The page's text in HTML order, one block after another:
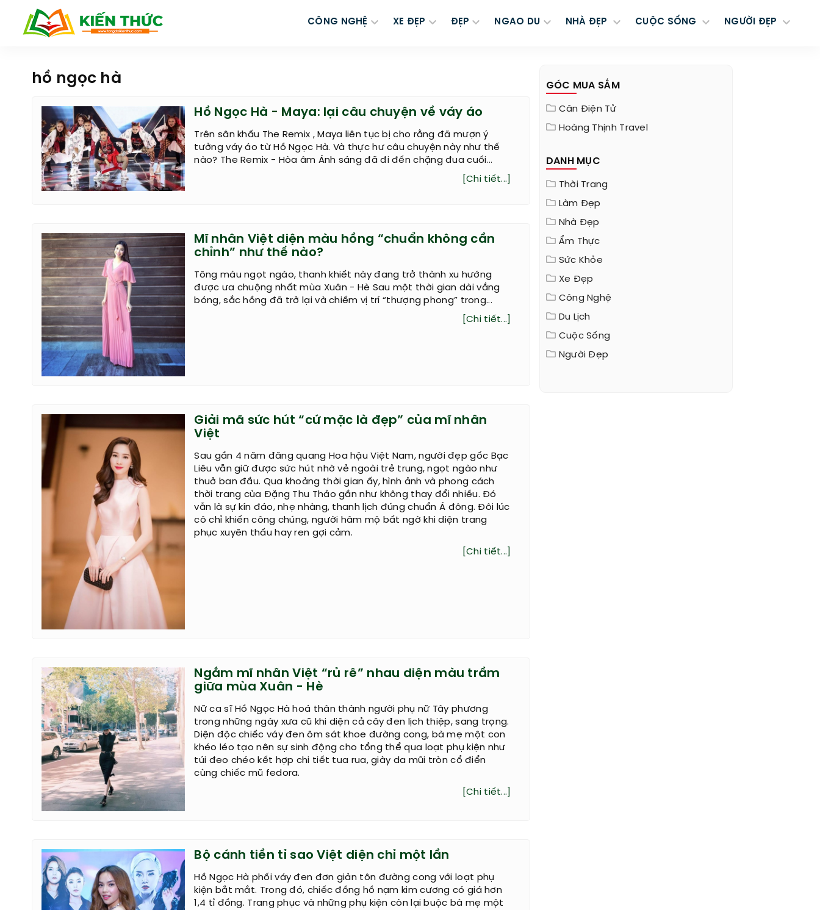
CÔNG NGHỆ XE ĐẸP ĐẸP NGAO DU NHÀ ĐẸP CUỘC SỐNG NGƯỜI ĐẸP
hồ ngọc hà
Hồ Ngọc Hà - Maya: lại câu chuyện về váy áo
Trên sân khấu The Remix , Maya liên tục bị cho rằng đã mượn ý
tưởng váy áo từ Hồ Ngọc Hà. Và thực hư câu chuyện này như thế
nào? The Remix - Hòa âm Ánh sáng đã đi đến chặng đua cuối...
[Chi tiết...]
Mĩ nhân Việt diện màu hồng “chuẩn không cần
chỉnh” như thế nào?
Tông màu ngọt ngào, thanh khiết này đang trở thành xu hướng
được ưa chuộng nhất mùa Xuân - Hè Sau một thời gian dài vắng
bóng, sắc hồng đã trở lại và chiếm vị trí “thượng phong” trong...
[Chi tiết...]
Giải mã sức hút “cứ mặc là đẹp” của mĩ nhân
Việt
Sau gần 4 năm đăng quang Hoa hậu Việt Nam, người đẹp gốc Bạc
Liêu vẫn giữ được sức hút nhờ vẻ ngoài trẻ trung, ngọt ngào như
thuở ban đầu. Qua khoảng thời gian ấy, hình ảnh và phong cách
thời trang của Đặng Thu Thảo gần như không thay đổi nhiều. Đó
vẫn là sự kín đáo, nhẹ nhàng, thanh lịch đúng chuẩn Á đông. Đôi lúc
cô chỉ khiến công chúng, người hâm mộ bất ngờ khi diện trang
phục xuyên thấu hay ren gợi cảm.
[Chi tiết...]
Ngắm mĩ nhân Việt “rủ rê” nhau diện màu trầm
giữa mùa Xuân - Hè
Nữ ca sĩ Hồ Ngọc Hà hoá thân thành người phụ nữ Tây phương
trong những ngày xưa cũ khi diện cả cây đen lịch thiệp, sang trọng.
Diện độc chiếc váy đen ôm sát khoe đường cong, bà mẹ một con
khéo léo tạo nên sự sinh động cho tổng thể qua loạt phụ kiện như
túi đeo chéo kết hợp chi tiết tua rua, giày da mũi tròn cổ điển
cùng chiếc mũ fedora.
[Chi tiết...]
Bộ cánh tiền tỉ sao Việt diện chỉ một lần
Hồ Ngọc Hà phối váy đen đơn giản tôn đường cong với loạt phụ
kiện bắt mắt. Trong đó, chiếc đồng hồ nạm kim cương có giá hơn
1,4 tỉ đồng. Trang phục và những phụ kiện còn lại buộc bà mẹ một
GÓC MUA SẮM
Cân Điện Tử
Hoàng Thịnh Travel
DANH MỤC
Thời Trang
Làm Đẹp
Nhà Đẹp
Ẩm Thực
Sức Khỏe
Xe Đẹp
Công Nghệ
Du Lịch
Cuộc Sống
Người Đẹp